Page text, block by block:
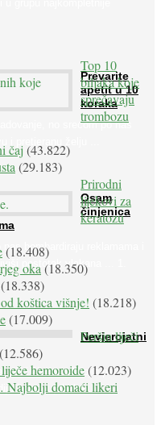
Prevarite
apetit u 10
koraka
no srećom po nas
i pretjeranu želju ...
Osam
činjenica
bombardiraju reklamama i
postotak vlakana ... 1.
Nevjerojatni
oči i živce, od kojih pati
bolesti, jabuke ...
Top 10
biljaka koje
sprečavaju
trombozu
čaj(43.822)
(29.183)
Prirodni
lijekovi za
keratozu
(18.408)
oka(18.350)
(18.338)
koštica višnje! (18.218)
(17.009)
Peršin liječi
(12.586)
hemoroide(12.023)
Najbolji domaći likeri